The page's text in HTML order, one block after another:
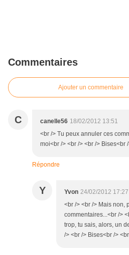
Commentaires
Ajouter un commentaire
C canelle56 18/02/2012 13:51
<br /> Tu peux annuler ces
moi<br /> <br /> <br /> Bises<br
Répondre
Y Yvon 24/02/2012 17:27
<br /> <br /> Mais non,
commentaires...<br />
trop, tu sais, alors, un
/> <br /> Bises<br />